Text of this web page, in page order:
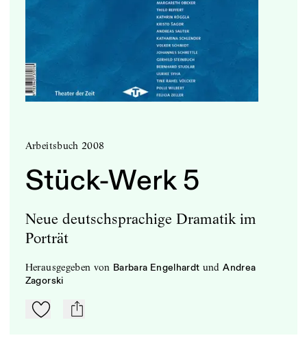
Arbeitsbuch 2008
Stück-Werk 5
Neue deutschsprachige Dramatik im
Porträt
herausgegeben von Barbara Engelhardt und Andrea
Zagorski
Zu Mein-TdZ hinzufügen
mail